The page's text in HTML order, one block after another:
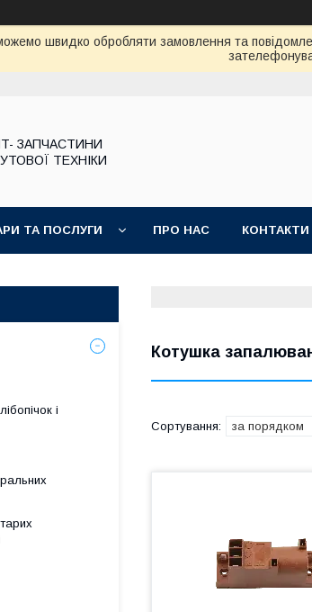
швидко обробляти замовлення та
ЗАПЧАСТИНИ
ТЕХНІКИ
ТА ПОСЛУГИ ПРО НАС КОНТАКТИ
Котушка
і